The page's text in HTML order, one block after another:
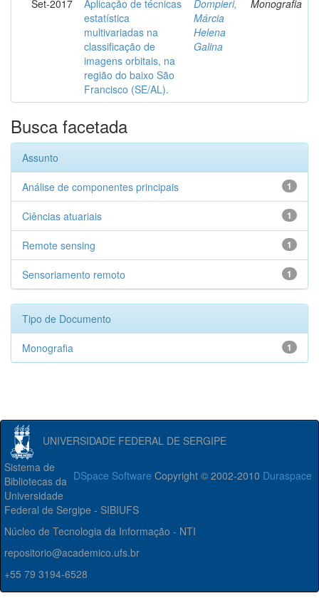
Set-2017
Aplicação de técnicas
estatística
multivariadas na
classificação de
imagens orbitais, na
região do baixo São
Francisco (SE/AL).
Dompieri,
Márcia
Helena
Galina
Monografia
Busca facetada
Assunto
1
Análise de componentes principais
1
Ciências atuariais
1
Remote sensing
1
Sensoriamento remoto
Tipo de Documento
1
Monografia
UNIVERSIDADE FEDERAL DE SERGIPE
DSpace Software Copyright © 2002-2010 Duraspace
Sistema de
Bibliotecas da
Universidade
Federal de Sergipe - SIBIUFS
Núcleo de Tecnologia da Informação - NTI
repositorio@academico.ufs.br
+55 79 3194-6528